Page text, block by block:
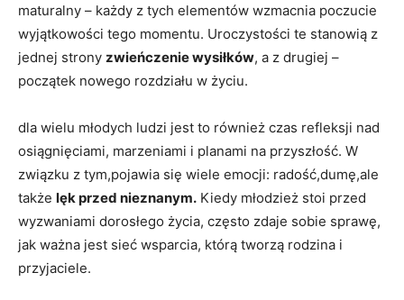
maturalny – każdy z tych elementów wzmacnia poczucie
wyjątkowości tego momentu. Uroczystości te stanowią z
jednej strony zwieńczenie wysiłków, a z drugiej –
początek nowego rozdziału‍ w życiu.
dla wielu młodych ludzi jest to również czas refleksji nad
osiągnięciami, marzeniami i planami na przyszłość. W
związku z tym,pojawia się wiele emocji: radość,dumę,ale
także lęk ‍przed nieznanym. Kiedy młodzież stoi przed
wyzwaniami dorosłego życia, często zdaje sobie ​sprawę,
jak ⁣ważna jest sieć wsparcia, którą tworzą rodzina i ​
przyjaciele.